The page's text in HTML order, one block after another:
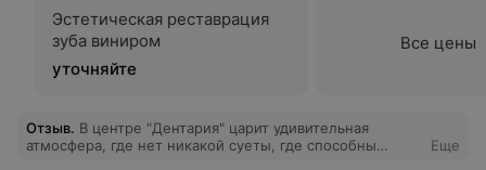
Эстетическая реставрация
зуба виниром
уточняйте
Все цены
Отзыв. В центре "Дентария" царит удивительная
атмосфера, где нет никакой суеты, где способны
Еще